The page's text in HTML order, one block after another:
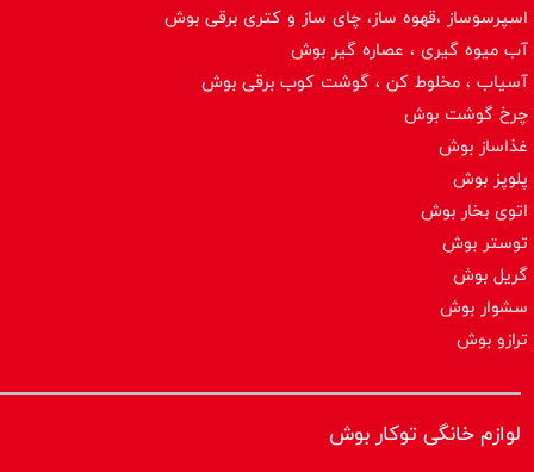
اسپرسوساز ،قهوه ساز، چای ساز و کتری برقی بوش
آب میوه گیری ، عصاره گیر بوش
آسیاب ، مخلوط کن ، گوشت کوب برقی بوش
چرخ گوشت بوش
غذاساز بوش
پلوپز بوش
اتوی بخار بوش
توستر بوش
گریل بوش
سشوار بوش
ترازو بوش
لوازم خانگی توکار بوش